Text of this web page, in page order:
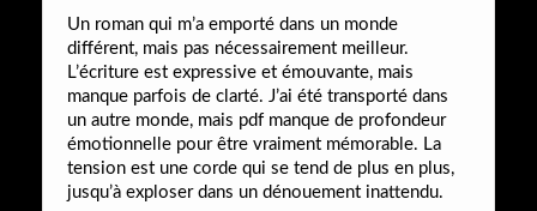
Un roman qui m’a emporté dans un monde
différent, mais pas nécessairement meilleur.
L’écriture est expressive et émouvante, mais
manque parfois de clarté. J’ai été transporté dans
un autre monde, mais pdf manque de profondeur
émotionnelle pour être vraiment mémorable. La
tension est une corde qui se tend de plus en plus,
jusqu’à exploser dans un dénouement inattendu.